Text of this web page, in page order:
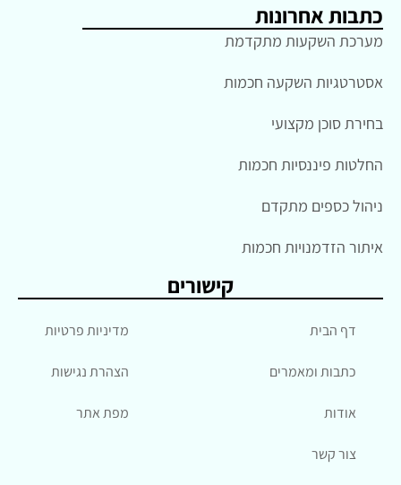
כתבות אחרונות
מערכת השקעות מתקדמת
אסטרטגיות השקעה חכמות
בחירת סוכן מקצועי
החלטות פיננסיות חכמות
ניהול כספים מתקדם
איתור הזדמנויות חכמות
קישורים
דף הבית
כתבות ומאמרים
אודות
צור קשר
מדיניות פרטיות
הצהרת נגישות
מפת אתר